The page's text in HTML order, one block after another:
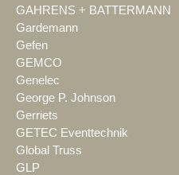
GAHRENS + BATTERMANN
Gardemann
Gefen
GEMCO
Genelec
George P. Johnson
Gerriets
GETEC Eventtechnik
Global Truss
GLP